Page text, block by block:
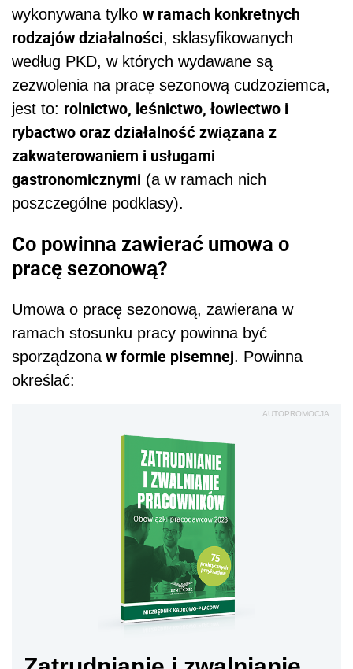
wykonywana tylko w ramach konkretnych
rodzajów działalności, sklasyfikowanych
według PKD, w których wydawane są
zezwolenia na pracę sezonową cudzoziemca,
jest to: rolnictwo, leśnictwo, łowiectwo i
rybactwooraz działalność związana z
zakwaterowaniem i usługami
gastronomicznymi (a w ramach nich
poszczególne podklasy).
Co powinna zawierać umowa o
pracę sezonową?
Umowa o pracę sezonową, zawierana w
ramach stosunku pracy powinna być
sporządzonaw formie pisemnej. Powinna
określać:
AUTOPROMOCJA